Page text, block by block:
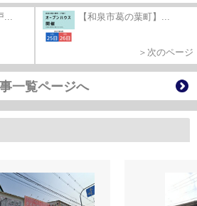
... 【和泉市葛の葉町】...
＞次のページ
一覧ページへ